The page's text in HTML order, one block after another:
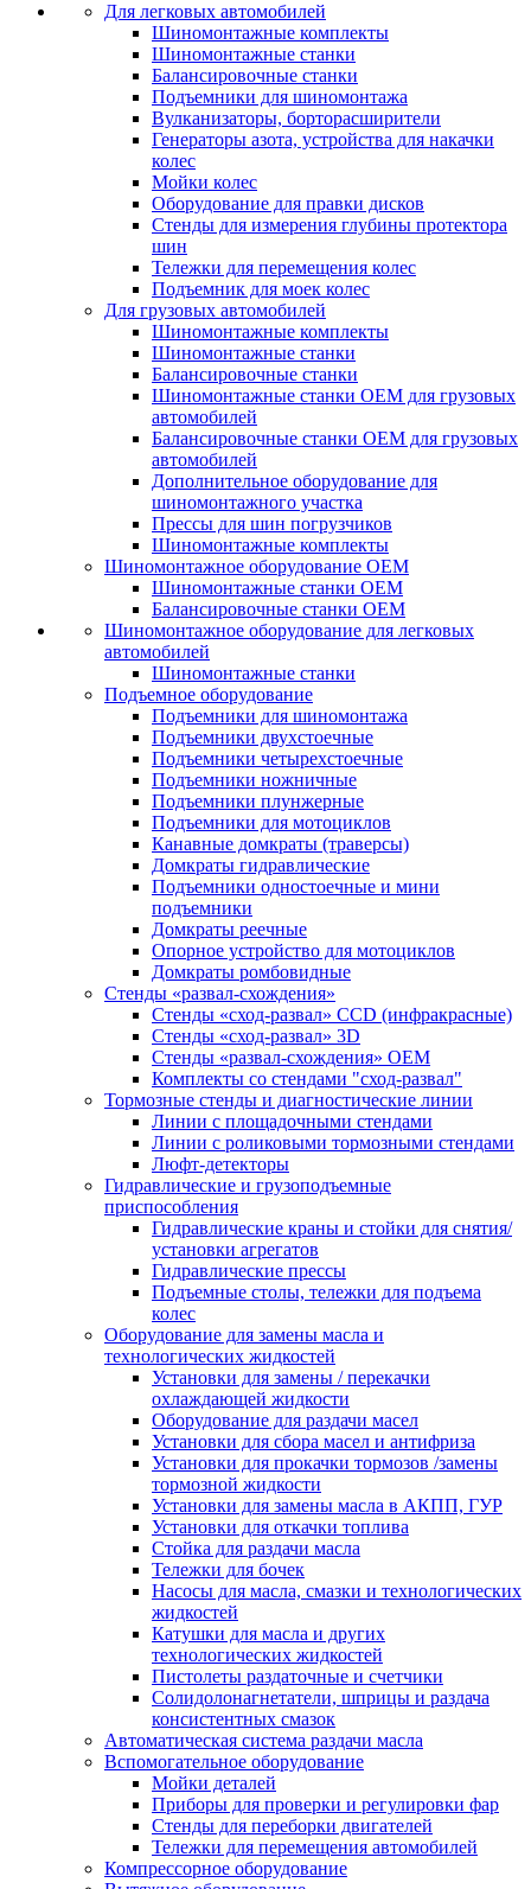
Для легковых автомобилей
Шиномонтажные комплекты
Шиномонтажные станки
Балансировочные станки
Подъемники для шиномонтажа
Вулканизаторы, борторасширители
Генераторы азота, устройства для накачки
колес
Мойки колес
Оборудование для правки дисков
Стенды для измерения глубины протектора
шин
Тележки для перемещения колес
Подъемник для моек колеc
Для грузовых автомобилей
Шиномонтажные комплекты
Шиномонтажные станки
Балансировочные станки
Шиномонтажные станки ОЕМ для грузовых
автомобилей
Балансировочные станки ОЕМ для грузовых
автомобилей
Дополнительное оборудование для
шиномонтажного участка
Прессы для шин погрузчиков
Шиномонтажные комплекты
Шиномонтажное оборудование ОЕМ
Шиномонтажные станки ОЕМ
Балансировочные станки ОЕМ
Шиномонтажное оборудование для легковых
автомобилей
Шиномонтажные станки
Подъемное оборудование
Подъемники для шиномонтажа
Подъемники двухстоечные
Подъемники четырехстоечные
Подъемники ножничные
Подъемники плунжерные
Подъемники для мотоциклов
Канавные домкраты (траверсы)
Домкраты гидравлические
Подъемники одностоечные и мини
подъемники
Домкраты реечные
Опорное устройство для мотоциклов
Домкраты ромбовидные
Стенды «развал-схождения»
Стенды «сход-развал» CCD (инфракрасные)
Стенды «сход-развал» 3D
Стенды «развал-схождения» ОЕМ
Комплекты со стендами "сход-развал"
Тормозные стенды и диагностические линии
Линии с площадочными стендами
Линии с роликовыми тормозными стендами
Люфт-детекторы
Гидравлические и грузоподъемные
приспособления
Гидравлические краны и стойки для снятия/
установки агрегатов
Гидравлические прессы
Подъемные столы, тележки для подъема
колес
Оборудование для замены масла и
технологических жидкостей
Установки для замены / перекачки
охлаждающей жидкости
Оборудование для раздачи масел
Установки для сбора масел и антифриза
Установки для прокачки тормозов /замены
тормозной жидкости
Установки для замены масла в АКПП, ГУР
Установки для откачки топлива
Стойка для раздачи масла
Тележки для бочек
Насосы для масла, смазки и технологических
жидкостей
Катушки для масла и других
технологических жидкостей
Пистолеты раздаточные и счетчики
Солидолонагнетатели, шприцы и раздача
консистентных смазок
Автоматическая система раздачи масла
Вспомогательное оборудование
Мойки деталей
Приборы для проверки и регулировки фар
Стенды для переборки двигателей
Тележки для перемещения автомобилей
Компрессорное оборудование